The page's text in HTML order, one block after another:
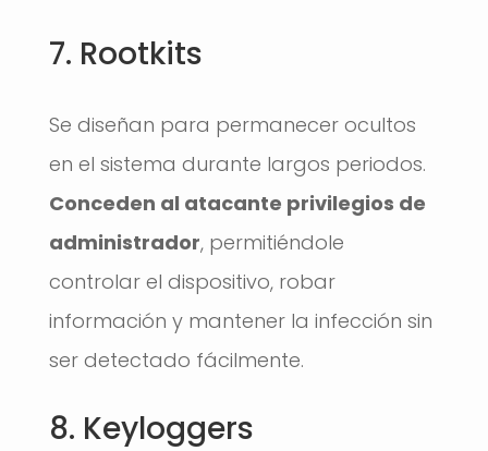
7. Rootkits
Se diseñan para permanecer ocultos
en el sistema durante largos periodos.
Conceden al atacante privilegios de
administrador, permitiéndole
controlar el dispositivo, robar
información y mantener la infección sin
ser detectado fácilmente.
8. Keyloggers